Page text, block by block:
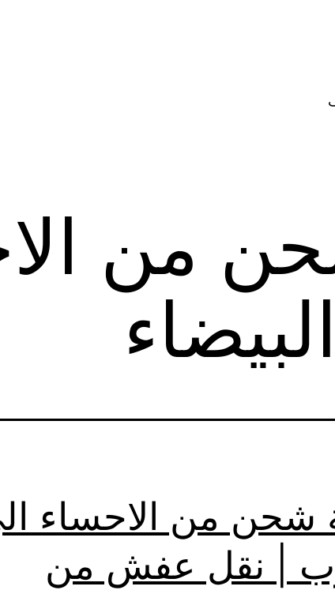
من
شحن من الاحساء
| نقل عفش من